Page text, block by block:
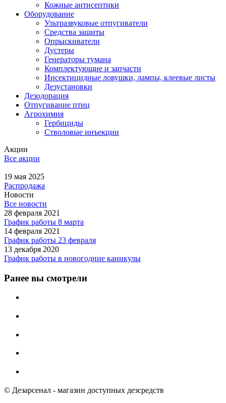
Кожные антисептики
Оборудование
Ультразвуковые отпугиватели
Средства защиты
Опрыскиватели
Дустеры
Генераторы тумана
Комплектующие и запчасти
Инсектицидные ловушки, лампы, клеевые листы
Дезустановки
Дезодорация
Отпугивание птиц
Агрохимия
Гербициды
Стволовые инъекции
Акции
Все акции
19 мая 2025
Распродажа
Новости
Все новости
28 февраля 2021
График работы 8 марта
14 февраля 2021
График работы 23 февраля
13 декабря 2020
График работы в новогодние каникулы
Ранее вы смотрели
© Дезарсенал - магазин доступных дезсредств